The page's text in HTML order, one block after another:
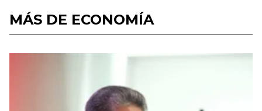
MÁS DE ECONOMÍA